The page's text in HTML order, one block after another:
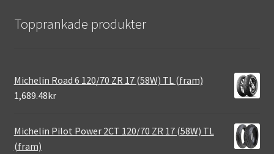
Topprankade produkter
Michelin Road 6 120/70 ZR 17 (58W) TL (fram)
1,689.48kr
Michelin Pilot Power 2CT 120/70 ZR 17 (58W) TL
(fram)